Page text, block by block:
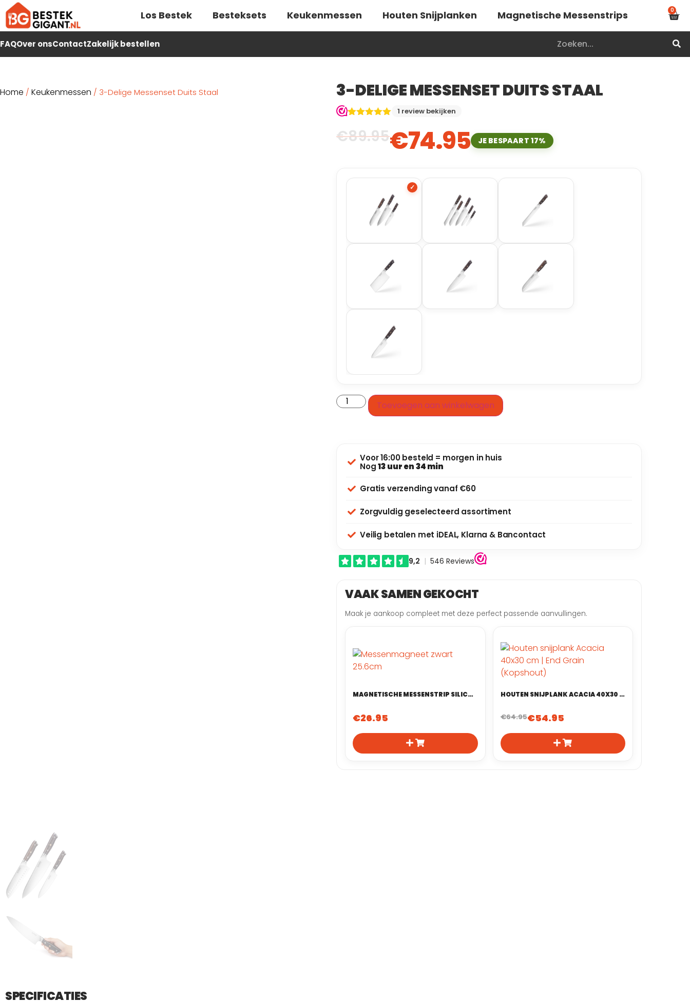
Los Bestek Besteksets Keukenmessen Houten Snijplanken Magnetische Messenstrips 0
FAQOver onsContactZakelijk bestellen
Home / Keukenmessen / 3-Delige Messenset Duits Staal 3-DELIGE MESSENSET DUITS STAAL
5.00op 5
gebaseerd
1 review bekijken
€89.95€74.95 JE BESPAART 17%
Toevoegen aan winkelwagen
Voor 16:00 besteld = morgen in huis
Nog13 uur en 34 min
Gratis verzending vanaf €60
Zorgvuldig geselecteerd assortiment
Veilig betalen met iDEAL, Klarna & Bancontact
VAAK SAMEN GEKOCHT
Maak je aankoop compleet met deze perfect passende aanvullingen.
MAGNETISCHE MESSENSTRIP SILICONEN 25.6 CM
€26.95
HOUTEN SNIJPLANK ACACIA 40X30 CM | END GRAIN (KOPSHOUT)
€64.95€54.95
SPECIFICATIES